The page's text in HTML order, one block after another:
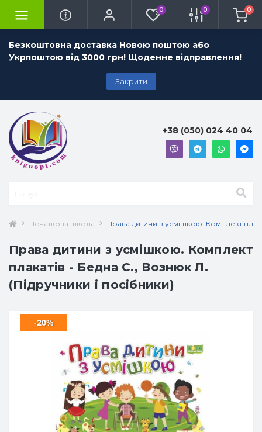
Безкоштовна доставка Новою поштою або
Укрпоштою від 3000 грн! Щоденне відправлення!
Закрити
0 0 0
+38 (050) 024 40 04
Початкова школа Права дитини з усмішкою. Комплект
Права дитини з усмішкою. Комплект
плакатів - Бедна С., Вознюк Л.
(Підручники і посібники)
-20%